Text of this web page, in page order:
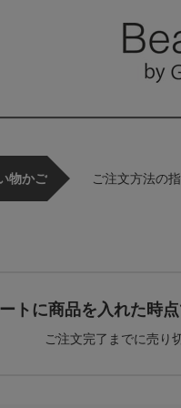
物かご ご注文方法の
トに商品を入れた時
ご注文完了までに売り